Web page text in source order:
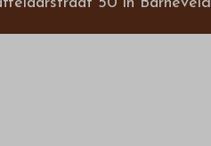
50 in Barneveld